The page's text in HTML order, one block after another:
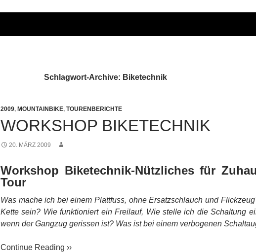
Schlagwort-Archive: Biketechnik
2009, MOUNTAINBIKE, TOURENBERICHTE
WORKSHOP BIKETECHNIK
20. MÄRZ 2009
Workshop Biketechnik-Nützliches für
Tour
Was mache ich bei einem Plattfuss, ohne Ersatzschlauch und
Kette sein? Wie funktioniert ein Freilauf, Wie stelle ich die Schaltung
wenn der Gangzug gerissen ist? Was ist bei einem verbogenen
Continue Reading ››